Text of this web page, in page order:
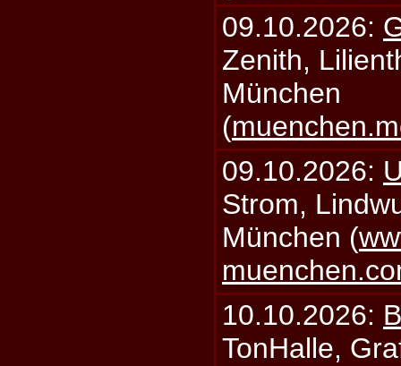
09.10.2026:
Zenith,
München
(
09.10.2026:
Strom,
München (
10.10.2026:
TonHalle,